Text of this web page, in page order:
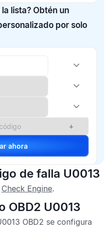
lista? Obtén un
por solo
+
Solicitar ahora
de falla U0013
Check Engine.
OBD2 U0013
OBD2 se configura